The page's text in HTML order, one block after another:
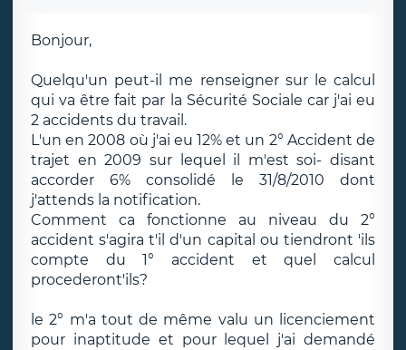
Bonjour,
Quelqu'un peut-il me renseigner sur le calcul
qui va être fait par la Sécurité Sociale car j'ai eu
2 accidents du travail.
L'un en 2008 où j'ai eu 12% et un 2° Accident de
trajet en 2009 sur lequel il m'est soi- disant
accorder 6% consolidé le 31/8/2010 dont
j'attends la notification.
Comment ca fonctionne au niveau du 2°
accident s'agira t'il d'un capital ou tiendront 'ils
compte du 1° accident et quel calcul
procederont'ils?
le 2° m'a tout de même valu un licenciement
pour inaptitude et pour lequel j'ai demandé